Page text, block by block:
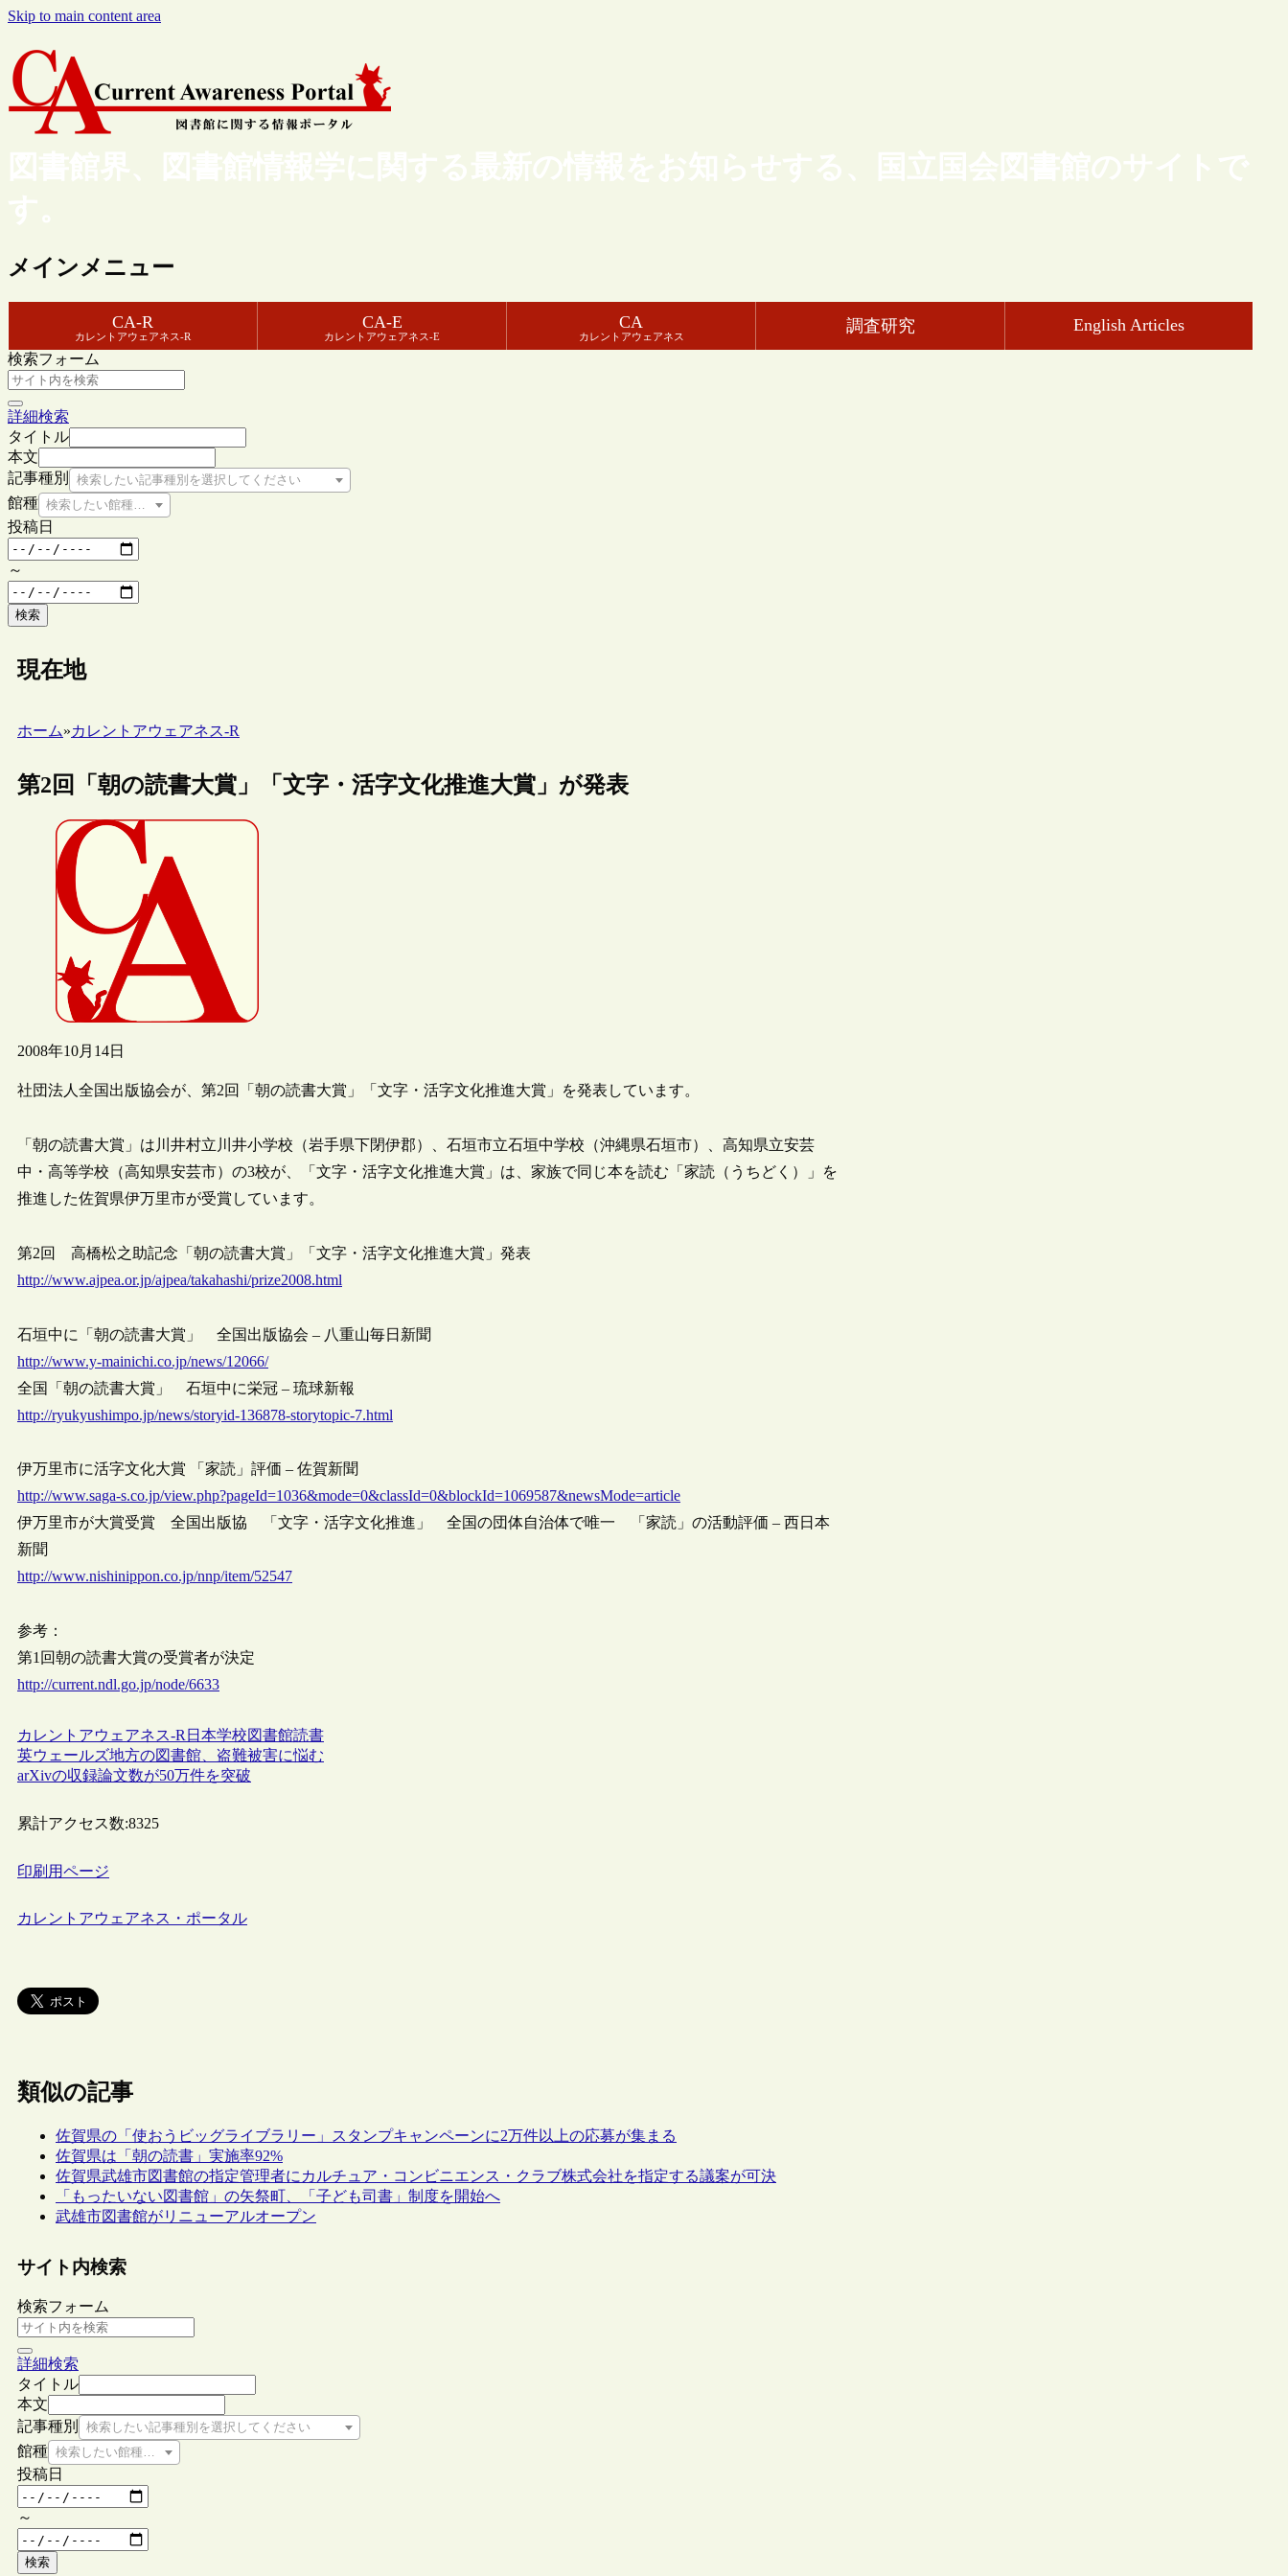
Skip to main content area
図書館界、図書館情報学に関する最新の情報をお知らせする、国立国会図書館のサイトで
す。
メインメニュー
CA-R
カレントアウェアネス-R
CA-E
カレントアウェアネス-E
CA
カレントアウェアネス
調査研究 English Articles
検索フォーム
詳細検索
タイトル
本文
記事種別
検索したい記事種別を選択してください
館種 検索したい館種を選択してください
投稿日
～
検索
現在地
ホーム»カレントアウェアネス-R
第2回「朝の読書大賞」「文字・活字文化推進大賞」が発表
2008年10月14日
社団法人全国出版協会が、第2回「朝の読書大賞」「文字・活字文化推進大賞」を発表しています。
「朝の読書大賞」は川井村立川井小学校（岩手県下閉伊郡）、石垣市立石垣中学校（沖縄県石垣市）、高知県立安芸
中・高等学校（高知県安芸市）の3校が、「文字・活字文化推進大賞」は、家族で同じ本を読む「家読（うちどく）」を
推進した佐賀県伊万里市が受賞しています。
第2回 高橋松之助記念「朝の読書大賞」「文字・活字文化推進大賞」発表
http://www.ajpea.or.jp/ajpea/takahashi/prize2008.html
石垣中に「朝の読書大賞」 全国出版協会 – 八重山毎日新聞
http://www.y-mainichi.co.jp/news/12066/
全国「朝の読書大賞」 石垣中に栄冠 – 琉球新報
http://ryukyushimpo.jp/news/storyid-136878-storytopic-7.html
伊万里市に活字文化大賞 「家読」評価 – 佐賀新聞
http://www.saga-s.co.jp/view.php?pageId=1036&mode=0&classId=0&blockId=1069587&newsMode=article
伊万里市が大賞受賞 全国出版協 「文字・活字文化推進」 全国の団体自治体で唯一 「家読」の活動評価 – 西日本
新聞
http://www.nishinippon.co.jp/nnp/item/52547
参考：
第1回朝の読書大賞の受賞者が決定
http://current.ndl.go.jp/node/6633
カレントアウェアネス-R 日本学校図書館読書
英ウェールズ地方の図書館、盗難被害に悩む
arXivの収録論文数が50万件を突破
累計アクセス数:8325
印刷用ページ
カレントアウェアネス・ポータル
類似の記事
佐賀県の「使おうビッグライブラリー」スタンプキャンペーンに2万件以上の応募が集まる
佐賀県は「朝の読書」実施率92%
佐賀県武雄市図書館の指定管理者にカルチュア・コンビニエンス・クラブ株式会社を指定する議案が可決
「もったいない図書館」の矢祭町、「子ども司書」制度を開始へ
武雄市図書館がリニューアルオープン
サイト内検索
検索フォーム
詳細検索
タイトル
本文
記事種別
検索したい記事種別を選択してください
館種 検索したい館種を選択してください
投稿日
～
検索